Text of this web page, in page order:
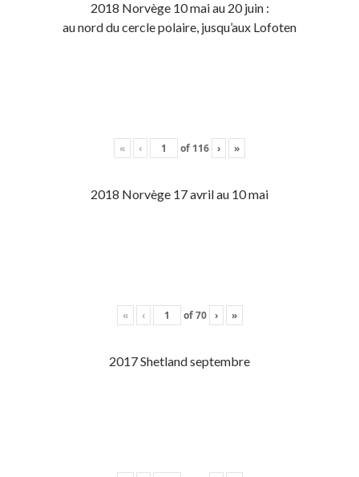
2018 Norvège 10 mai au 20 juin :
au nord du cercle polaire, jusqu’aux Lofoten
« ‹ of 116 › »
2018 Norvège 17 avril au 10 mai
« ‹ of70 › »
2017 Shetland septembre